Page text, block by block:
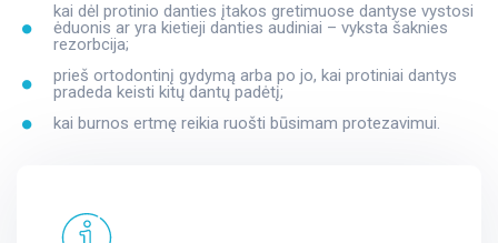
kai dėl protinio danties įtakos gretimuose dantyse vystosi
ėduonis ar yra kietieji danties audiniai – vyksta šaknies
rezorbcija;
prieš ortodontinį gydymą arba po jo, kai protiniai dantys
pradeda keisti kitų dantų padėtį;
kai burnos ertmę reikia ruošti būsimam protezavimui.